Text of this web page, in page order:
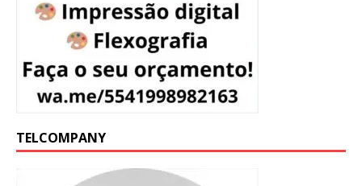
TELCOMPANY